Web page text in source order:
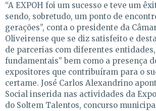
“A EXPOH foi um sucesso e teve um
sendo, sobretudo, um ponto de
gerações”, conta o presidente da
Oliveirense que se diz satisfeito e
de parcerias com diferentes
fundamentais” bem como a presença
expositores que contribuíram para o
certame. José Carlos Alexandrino
Social inserida nas actividades da
do Soltem Talentos, concurso